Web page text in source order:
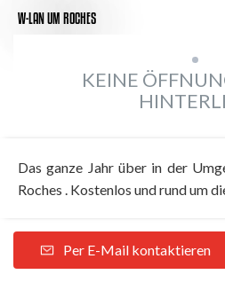
W-LANUM ROCHES
KEINE
Das ganze Jahr über in der
Roches . Kostenlos und rund um
Per E-Mail kontaktieren